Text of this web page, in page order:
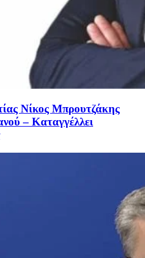
Νίκος Μπρουτζάκης
– Καταγγέλλει